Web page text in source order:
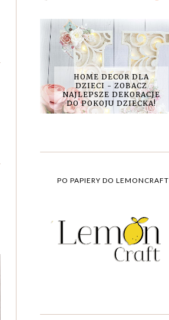
HOME DECOR DLA
DZIECI - ZOBACZ
NAJLEPSZE DEKORACJE
DO POKOJU DZIECKA!
PO PAPIERY DO LEMONCRAFT